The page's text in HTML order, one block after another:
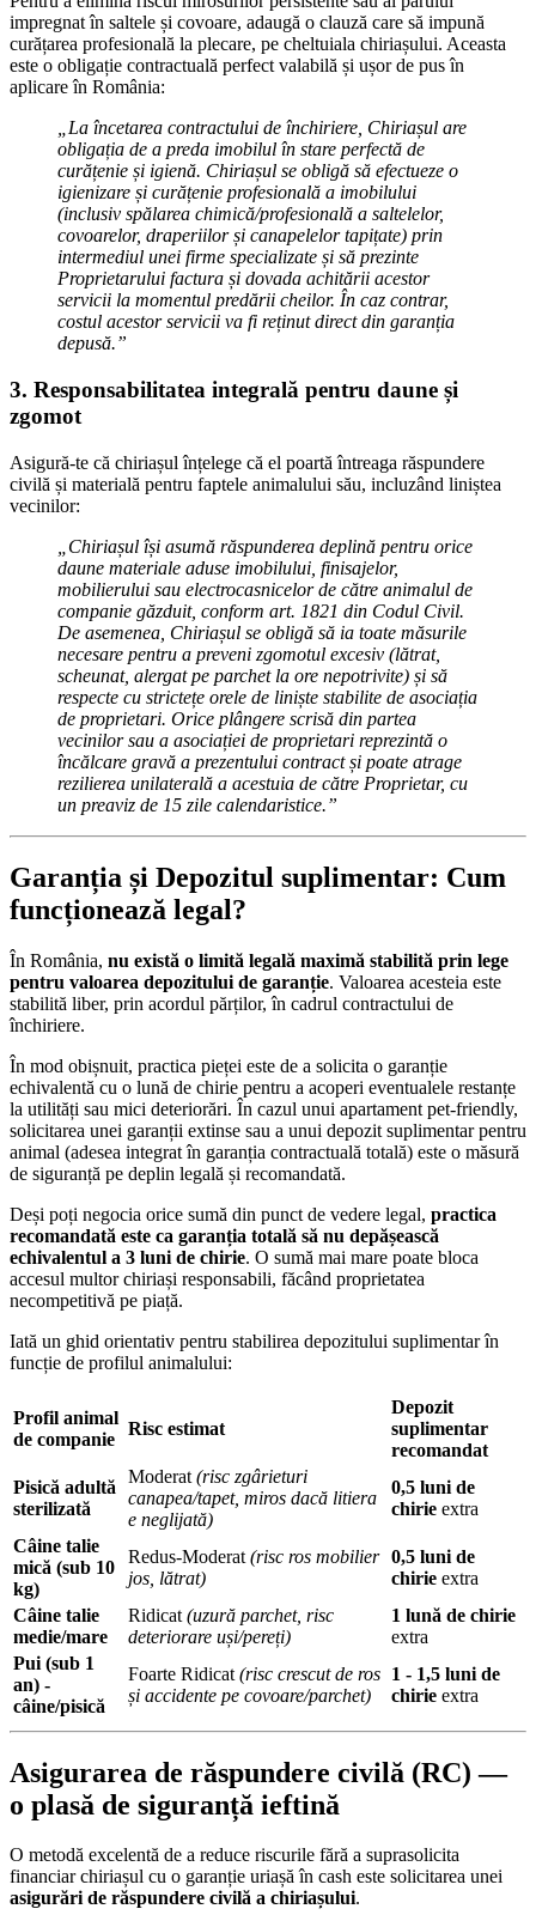
impregnat în saltele și covoare, adaugă o clauză care să impună
curățarea profesională la plecare, pe cheltuiala chiriașului. Aceasta
este o obligație contractuală perfect valabilă și ușor de pus în
aplicare în România:
„La încetarea contractului de închiriere, Chiriașul are
obligația de a preda imobilul în stare perfectă de
curățenie și igienă. Chiriașul se obligă să efectueze o
igienizare și curățenie profesională a imobilului
(inclusiv spălarea chimică/profesională a saltelelor,
covoarelor, draperiilor și canapelelor tapițate) prin
intermediul unei firme specializate și să prezinte
Proprietarului factura și dovada achitării acestor
servicii la momentul predării cheilor. În caz contrar,
costul acestor servicii va fi reținut direct din garanția
depusă.”
3. Responsabilitatea integrală pentru daune și
zgomot
Asigură-te că chiriașul înțelege că el poartă întreaga răspundere
civilă și materială pentru faptele animalului său, incluzând liniștea
vecinilor:
„Chiriașul își asumă răspunderea deplină pentru orice
daune materiale aduse imobilului, finisajelor,
mobilierului sau electrocasnicelor de către animalul de
companie găzduit, conform art. 1821 din Codul Civil.
De asemenea, Chiriașul se obligă să ia toate măsurile
necesare pentru a preveni zgomotul excesiv (lătrat,
scheunat, alergat pe parchet la ore nepotrivite) și să
respecte cu strictețe orele de liniște stabilite de asociația
de proprietari. Orice plângere scrisă din partea
vecinilor sau a asociației de proprietari reprezintă o
încălcare gravă a prezentului contract și poate atrage
rezilierea unilaterală a acestuia de către Proprietar, cu
un preaviz de 15 zile calendaristice.”
Garanția și Depozitul suplimentar: Cum
funcționează legal?
În România, nu există o limită legală maximă stabilită prin lege
pentru valoarea depozitului de garanție. Valoarea acesteia este
stabilită liber, prin acordul părților, în cadrul contractului de
închiriere.
În mod obișnuit, practica pieței este de a solicita o garanție
echivalentă cu o lună de chirie pentru a acoperi eventualele restanțe
la utilități sau mici deteriorări. În cazul unui apartament pet-friendly,
solicitarea unei garanții extinse sau a unui depozit suplimentar pentru
animal (adesea integrat în garanția contractuală totală) este o măsură
de siguranță pe deplin legală și recomandată.
Deși poți negocia orice sumă din punct de vedere legal, practica
recomandată este ca garanția totală să nu depășească
echivalentul a 3 luni de chirie. O sumă mai mare poate bloca
accesul multor chiriași responsabili, făcând proprietatea
necompetitivă pe piață.
Iată un ghid orientativ pentru stabilirea depozitului suplimentar în
funcție de profilul animalului:
Profil animal
de companie
Risc estimat
Depozit
suplimentar
recomandat
Pisică adultă
sterilizată
Moderat (risc zgârieturi
canapea/tapet, miros dacă litiera
e neglijată)
0,5 luni de
chirie extra
Câine talie
mică (sub 10
kg)
Redus-Moderat (risc ros mobilier
jos, lătrat)
0,5 luni de
chirie extra
Câine talie
medie/mare
Ridicat (uzură parchet, risc
deteriorare uși/pereți)
1 lună de chirie
extra
Pui (sub 1
an) -
câine/pisică
Foarte Ridicat (risc crescut de ros
și accidente pe covoare/parchet)
1 - 1,5 luni de
chirie extra
Asigurarea de răspundere civilă (RC) —
o plasă de siguranță ieftină
O metodă excelentă de a reduce riscurile fără a suprasolicita
financiar chiriașul cu o garanție uriașă în cash este solicitarea unei
asigurări de răspundere civilă a chiriașului.